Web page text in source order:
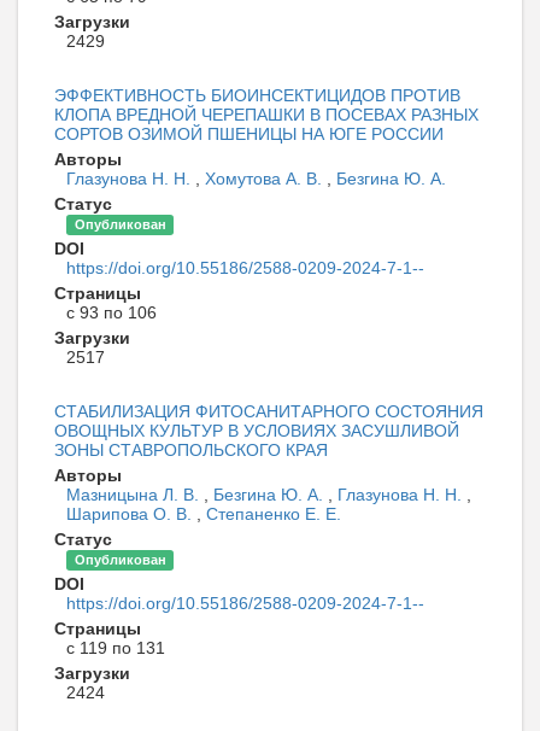
Загрузки
2429
ЭФФЕКТИВНОСТЬ БИОИНСЕКТИЦИДОВ ПРОТИВ
КЛОПА ВРЕДНОЙ ЧЕРЕПАШКИ В ПОСЕВАХ РАЗНЫХ
СОРТОВ ОЗИМОЙ ПШЕНИЦЫ НА ЮГЕ РОССИИ
Авторы
Глазунова Н. Н.
Хомутова А. В.
Безгина Ю. А.
Статус
Опубликован
DOI
https://doi.org/10.55186/2588-0209-2024-7-1--
Страницы
с 93 по 106
Загрузки
2517
СТАБИЛИЗАЦИЯ ФИТОСАНИТАРНОГО СОСТОЯНИЯ
ОВОЩНЫХ КУЛЬТУР В УСЛОВИЯХ ЗАСУШЛИВОЙ
ЗОНЫ СТАВРОПОЛЬСКОГО КРАЯ
Авторы
Мазницына Л. В.
Безгина Ю. А. Глазунова Н. Н.
Шарипова О. В.
Степаненко Е. Е.
Статус
Опубликован
DOI
https://doi.org/10.55186/2588-0209-2024-7-1--
Страницы
с 119 по 131
Загрузки
2424